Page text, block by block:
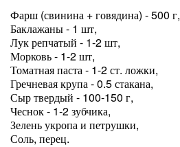
Фарш (свинина + говядина) - 500 г,
Баклажаны - 1 шт,
Лук репчатый - 1-2 шт,
Морковь - 1-2 шт,
Томатная паста - 1-2 ст. ложки,
Гречневая крупа - 0.5 стакана,
Сыр твердый - 100-150 г,
Чеснок - 1-2 зубчика,
Зелень укропа и петрушки,
Соль, перец.